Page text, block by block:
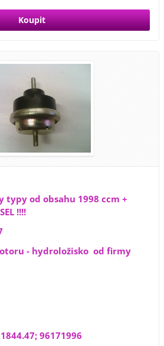
typy od obsahu 1998 ccm +
!!!!
- hydroložisko od firmy
96171996